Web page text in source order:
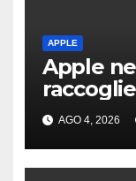
APPLE
Apple
AGO 4, 2026